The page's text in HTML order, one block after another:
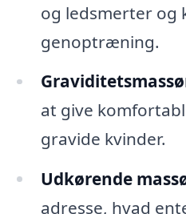
og ledsmerter og
genoptræning.
at give
gravide kvinder.
Udkørende
adresse, hvad